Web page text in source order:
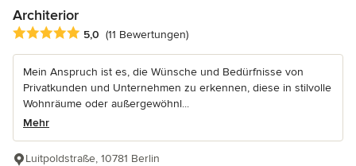
Architerior
Durchschnittliche Bewertung: 5 von 5 Sternen
5,0 (11 Bewertungen)
Mein Anspruch ist es, die Wünsche und Bedürfnisse von
Privatkunden und Unternehmen zu erkennen, diese in stilvolle
Wohnräume oder außergewöhnl...
Mehr
Luitpoldstraße, 10781 Berlin